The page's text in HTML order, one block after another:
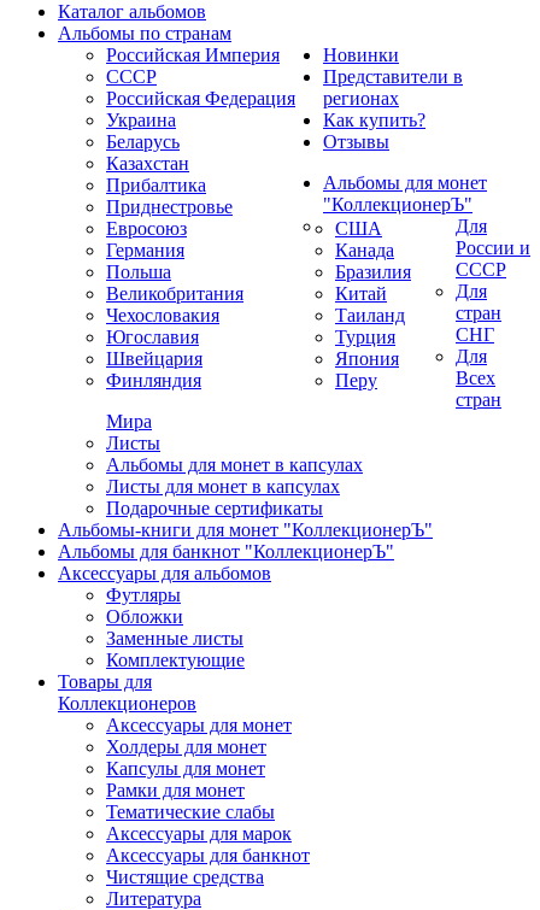
Каталог альбомов
Альбомы по странам
Российская Империя
СССР
Российская Федерация
Украина
Беларусь
Казахстан
Прибалтика
Приднестровье
Евросоюз
Германия
Польша
Великобритания
Чехословакия
Югославия
Швейцария
Финляндия
США
Канада
Бразилия
Китай
Таиланд
Турция
Япония
Перу
Новинки
Представители в
регионах
Как купить?
Отзывы
Альбомы для монет
"КоллекционерЪ"
Для
России и
СССР
Для
стран
СНГ
Для
Всех
стран
Мира
Листы
Альбомы для монет в капсулах
Листы для монет в капсулах
Подарочные сертификаты
Альбомы-книги для монет "КоллекционерЪ"
Альбомы для банкнот "КоллекционерЪ"
Аксессуары для альбомов
Футляры
Обложки
Заменные листы
Комплектующие
Товары для
Коллекционеров
Аксессуары для монет
Холдеры для монет
Капсулы для монет
Рамки для монет
Тематические слабы
Аксессуары для марок
Аксессуары для банкнот
Чистящие средства
Литература